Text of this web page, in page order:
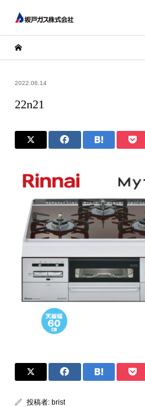
2022.06.14
22n21
投稿者: brist